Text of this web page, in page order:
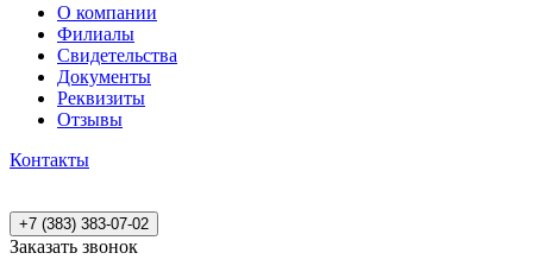
О компании
Филиалы
Свидетельства
Документы
Реквизиты
Отзывы
Контакты
+7 (383) 383-07-02
Заказать звонок